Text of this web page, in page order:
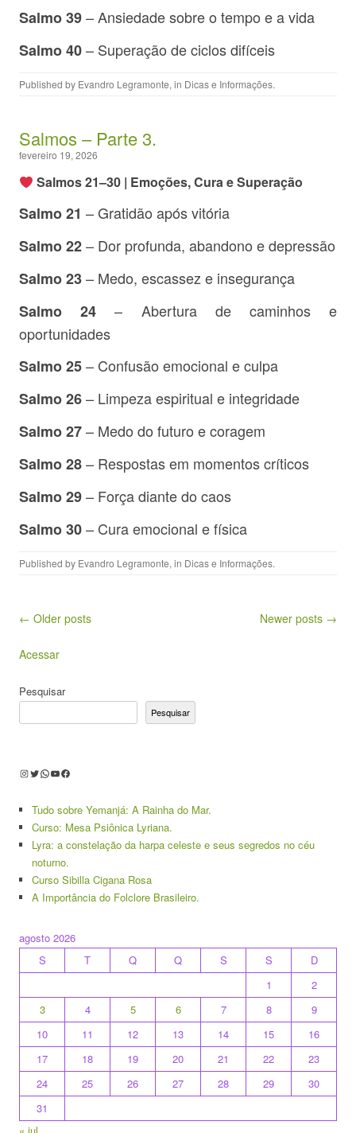
Salmo 39– Ansiedade sobre o tempo e a vida
Salmo 40– Superação de ciclos difíceis
Published by Evandro Legramonte, in Dicas e Informações.
Salmos – Parte 3.
fevereiro 19, 2026
Salmos 21–30 | Emoções, Cura e Superação
Salmo 21 – Gratidão após vitória
Salmo 22– Dor profunda, abandono e depressão
Salmo 23– Medo, escassez e insegurança
Salmo 24 – Abertura de caminhos e
oportunidades
Salmo 25– Confusão emocional e culpa
Salmo 26– Limpeza espiritual e integridade
Salmo 27– Medo do futuro e coragem
Salmo 28– Respostas em momentos críticos
Salmo 29– Força diante do caos
Salmo 30– Cura emocional e física
Published by Evandro Legramonte, in Dicas e Informações.
Post navigation
← Older posts Newer posts →
Acessar
Pesquisar
Pesquisar
Instagram
Twitter
WhatsApp
Youtube
Facebook
Tudo sobre Yemanjá: A Rainha do Mar.
Curso: Mesa Psiônica Lyriana.
Lyra: a constelação da harpa celeste e seus segredos no céu
noturno.
Curso Sibilla Cigana Rosa
A Importância do Folclore Brasileiro.
agosto 2026
S
T Q Q S S
D
1
2
3
4 5 6 7 8
9
10
11 12 13 14 15
16
17
18 19 20 21 22
23
24
25 26 27 28 29
30
31